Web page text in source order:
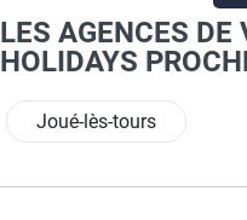
LES AGENCES DE
HOLIDAYS
Joué-lès-tours